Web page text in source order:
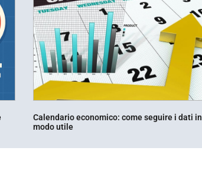
Calendario economico: come seguire i dati in
modo utile